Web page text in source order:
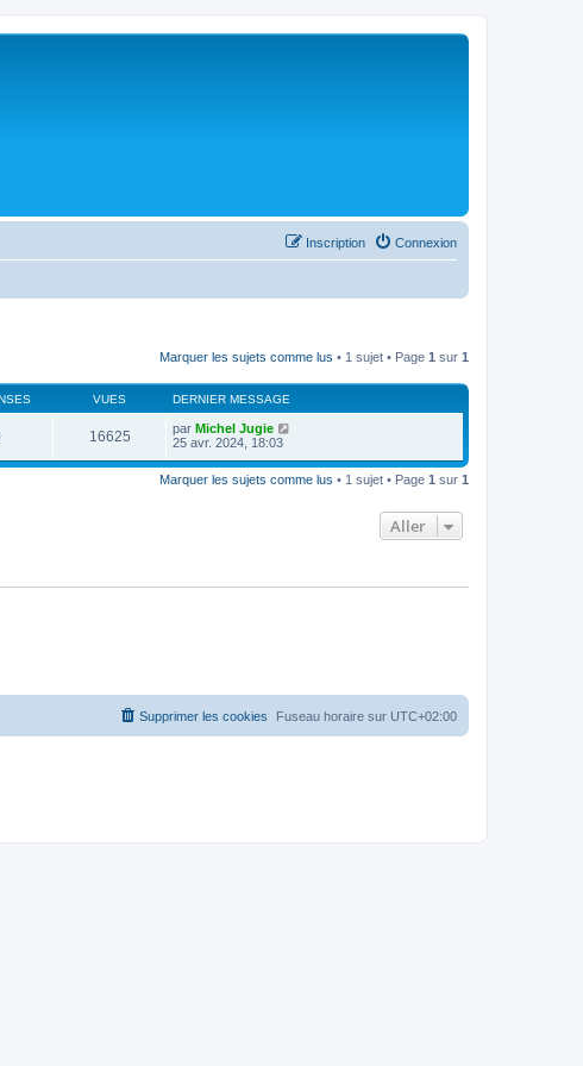
Connexion
Inscription
Marquer les sujets comme lus • 1 sujet • Page 1 sur 1
VUES DERNIER MESSAGE
16625 par Michel Jugie
25 avr. 2024, 18:03
Marquer les sujets comme lus • 1 sujet • Page 1 sur 1
Aller
Fuseau horaire sur UTC+02:00
Supprimer les cookies